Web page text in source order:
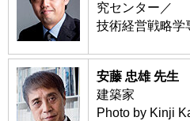
究センター／
技術経営戦略学
安藤 忠雄 先生
建築家
Photo by Kinji